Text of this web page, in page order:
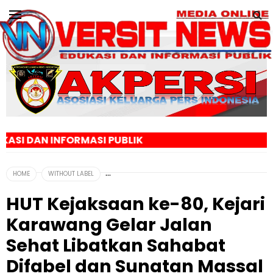
PUBLIK
HOME WITHOUT LABEL
HUT Kejaksaan ke-80, Kejari
Karawang Gelar Jalan
Sehat Libatkan Sahabat
Difabel dan Sunatan Massal